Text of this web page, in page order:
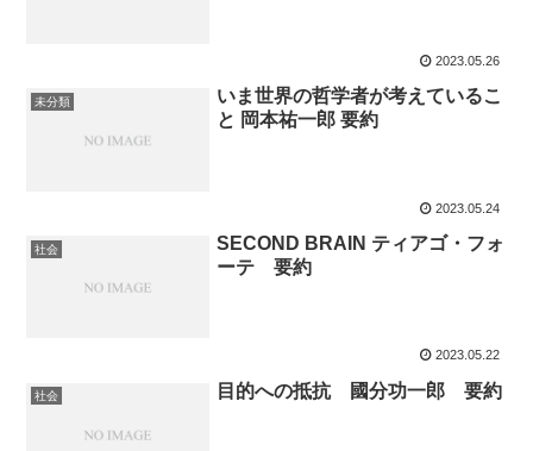
2023.05.26
未分類
いま世界の哲学者が考えているこ
と 岡本祐一郎 要約
2023.05.24
社会
SECOND BRAIN ティアゴ・フォ
ーテ 要約
2023.05.22
社会 目的への抵抗 國分功一郎 要約